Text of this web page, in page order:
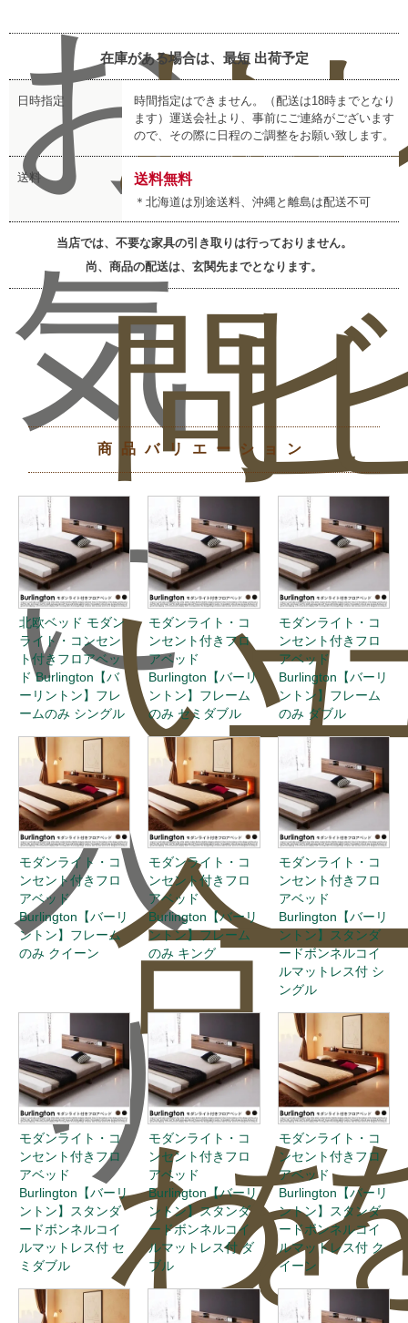
お
気
に
入
り
お
問
い
合
わ
レ
ビ
ュ
ー
を
在庫がある場合は、最短 出荷予定
日時指定
時間指定はできません。（配送は18時までとなり
ます）運送会社より、事前にご連絡がございます
ので、その際に日程のご調整をお願い致します。
送料 送料無料
＊北海道は別途送料、沖縄と離島は配送不可
当店では、不要な家具の引き取りは行っておりません。
尚、商品の配送は、玄関先までとなります。
商品バリエーション
北欧ベッド モダン
ライト・コンセン
ト付きフロアベッ
ド Burlington【バ
ーリントン】フレ
ームのみ シングル
モダンライト・コ
ンセント付きフロ
アベッド
Burlington【バーリ
ントン】フレーム
のみ セミダブル
モダンライト・コ
ンセント付きフロ
アベッド
Burlington【バーリ
ントン】フレーム
のみ ダブル
モダンライト・コ
ンセント付きフロ
アベッド
Burlington【バーリ
ントン】フレーム
のみ クイーン
モダンライト・コ
ンセント付きフロ
アベッド
Burlington【バーリ
ントン】フレーム
のみ キング
モダンライト・コ
ンセント付きフロ
アベッド
Burlington【バーリ
ントン】スタンダ
ードボンネルコイ
ルマットレス付 シ
ングル
モダンライト・コ
ンセント付きフロ
アベッド
Burlington【バーリ
ントン】スタンダ
ードボンネルコイ
ルマットレス付 セ
ミダブル
モダンライト・コ
ンセント付きフロ
アベッド
Burlington【バーリ
ントン】スタンダ
ードボンネルコイ
ルマットレス付 ダ
ブル
モダンライト・コ
ンセント付きフロ
アベッド
Burlington【バーリ
ントン】スタンダ
ードボンネルコイ
ルマットレス付 ク
イーン